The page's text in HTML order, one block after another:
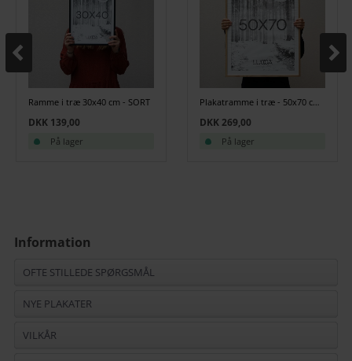
Ramme i træ 30x40 cm - SORT
DKK 139,00
På lager
Plakatramme i træ - 50x70 cm - Egetræ
DKK 269,00
På lager
Information
OFTE STILLEDE SPØRGSMÅL
NYE PLAKATER
VILKÅR